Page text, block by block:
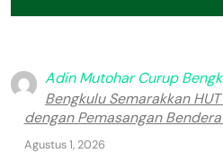
Adin Mutohar Curup
Bengkulu Semarakkan
dengan Pemasangan
Agustus 1, 2026